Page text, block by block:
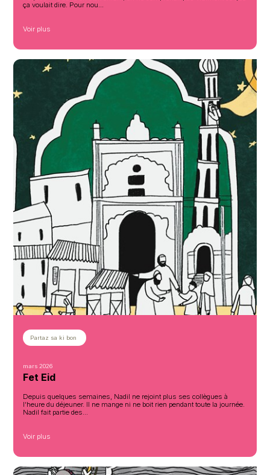
Fet Pak
À l’école, la fin du premier trimestre annonce « les vacances
Pâques ». Quand on était enfant, on ne comprenait pas
ça voulait dire. Pour nou...
Voir plus